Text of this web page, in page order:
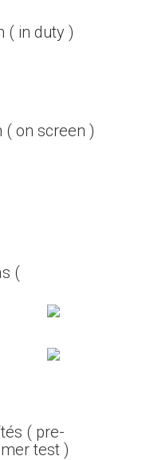
( in duty )
( on screen )
(
( pre-
test )